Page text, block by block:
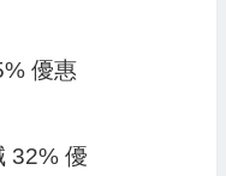
優惠
32% 優